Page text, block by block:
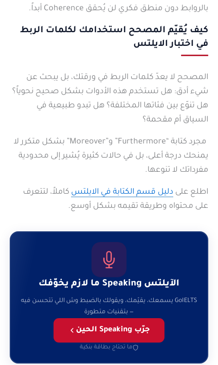
بالروابط دون منطق فكري لن يُحقق Coherence أبداً.
كيف يُقيّم المصحح استخدامك لكلمات الربط
في اختبار الايلتس
المصحح لا يعدّ كلمات الربط في ورقتك، بل يبحث عن
شيء أدق: هل تستخدم هذه الأدوات بشكل صحيح نحوياً؟
هل تنوّع بين فئاتها المختلفة؟ هل تبدو طبيعية في
السياق أم مقحمة؟
مجرد كتابة “Furthermore” و”Moreover” بشكل متكرر لا
يمنحك درجة أعلى، بل في حالات كثيرة يُشير إلى محدودية
مفرداتك لا تنوعها.
اطلع على دليل قسم الكتابة في الايلتس كاملاً، لتتعرف
على محتواه وطريقة تقيمه بشكل أوسع.
الآيلتس Speaking ما لازم يخوّفك
GoIELTS يسمعك، يقيّمك، ويقولك بالضبط وش اللي تتحسن فيه
— بتقنيات متطورة
جرّب Speaking الحين
ما تحتاج بطاقة بنكية